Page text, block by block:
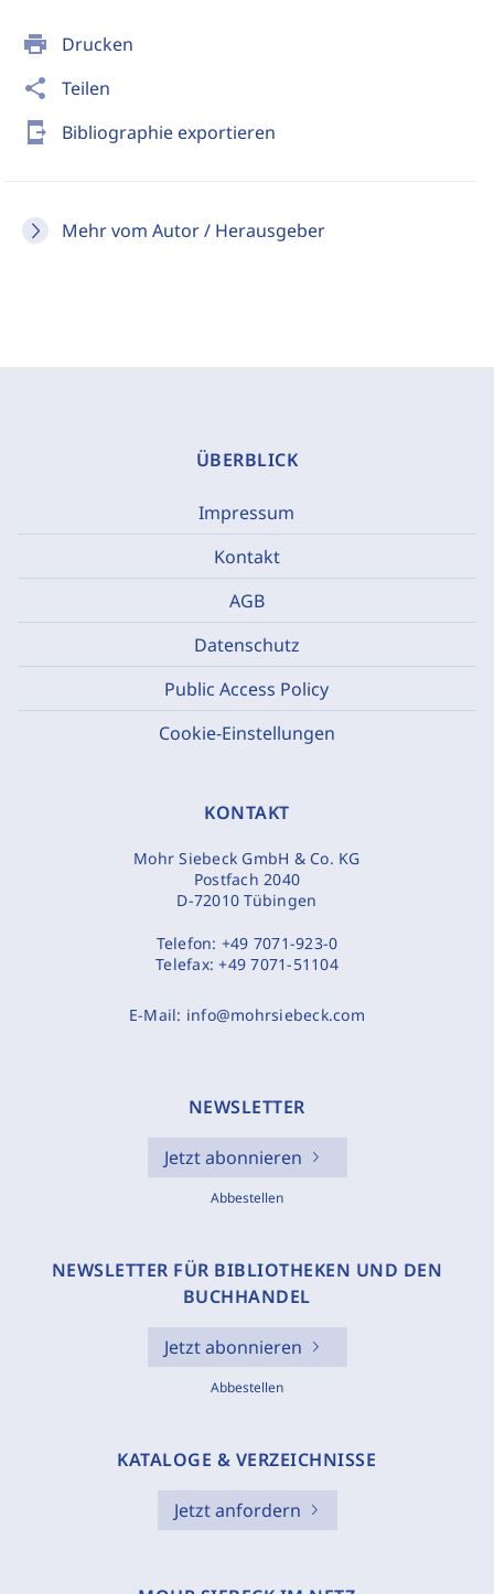
print Drucken
share Teilen
send_to_mobile Bibliographie exportieren
Mehr vom Autor / Herausgeber
ÜBERBLICK
Impressum
Kontakt
AGB
Datenschutz
Public Access Policy
Cookie-Einstellungen
KONTAKT
Mohr Siebeck GmbH & Co. KG
Postfach 2040
D-72010 Tübingen
Telefon: +49 7071-923-0
Telefax:+49 7071-51104
E-Mail: info@mohrsiebeck.com
NEWSLETTER
Jetzt abonnieren
Abbestellen
NEWSLETTER FÜR BIBLIOTHEKEN UND DEN
BUCHHANDEL
Jetzt abonnieren
Abbestellen
KATALOGE & VERZEICHNISSE
Jetzt anfordern